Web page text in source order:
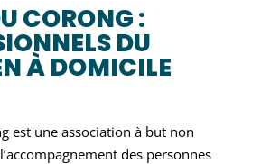
CORONG :
DU
À DOMICILE
est une association à but non
des personnes